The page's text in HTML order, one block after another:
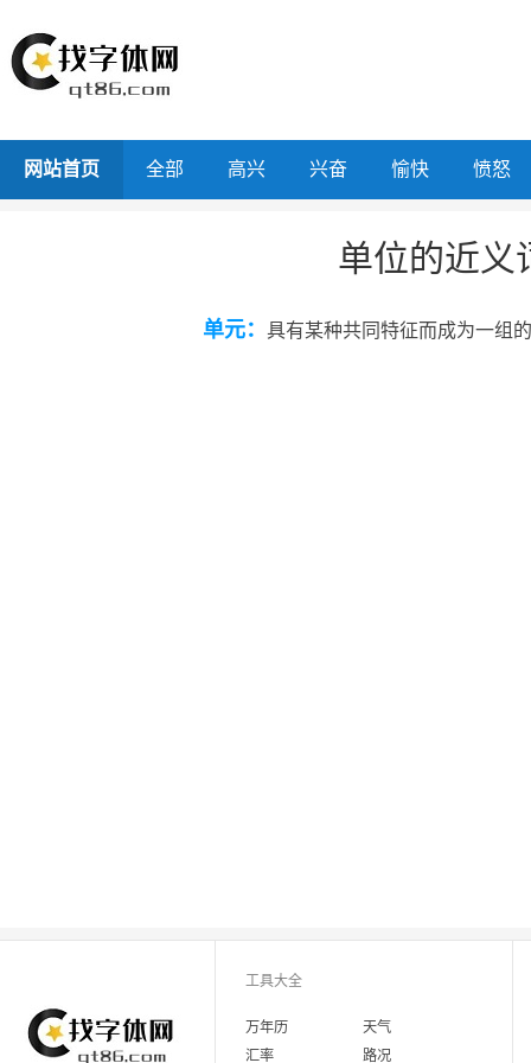
网站首页 全部 高兴 兴奋 愉快 愤怒
单位的近义
单元： 具有某种共同特征而成为一组
工具大全
万年历
天气
汇率
路况